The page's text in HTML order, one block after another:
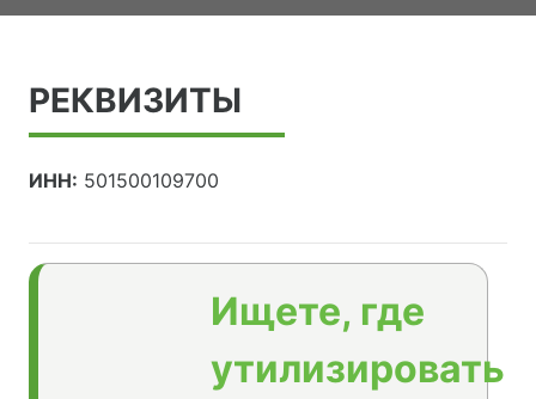
РЕКВИЗИТЫ
ИНН: 501500109700
Ищете, где
утилизировать